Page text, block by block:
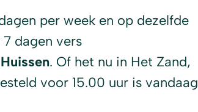
per week en op dezelfde
dagen vers
. Of het nu in Het Zand,
voor 15.00 uur is vandaag